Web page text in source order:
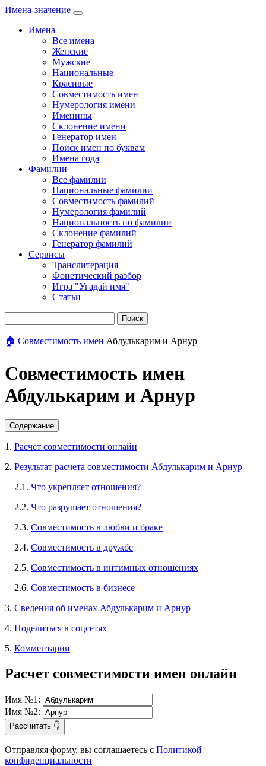
Имена-значение
Имена
Все имена
Женские
Мужские
Национальные
Красивые
Совместимость имен
Нумерология имени
Именины
Склонение имени
Генератор имен
Поиск имен по буквам
Имена года
Фамилии
Все фамилии
Национальные фамилии
Совместимость фамилий
Нумерология фамилий
Национальность по фамилии
Склонение фамилий
Генератор фамилий
Сервисы
Транслитерация
Фонетический разбор
Игра "Угадай имя"
Статьи
Поиск
🏠 Совместимость имен Абдулькарим и Арнур
Совместимость имен
Абдулькарим и Арнур
Содержание
1. Расчет совместимости онлайн
2. Результат расчета совместимости Абдулькарим и Арнур
2.1. Что укрепляет отношения?
2.2. Что разрушает отношения?
2.3. Совместимость в любви и браке
2.4. Совместимость в дружбе
2.5. Совместимость в интимных отношениях
2.6. Совместимость в бизнесе
3. Сведения об именах Абдулькарим и Арнур
4. Поделиться в соцсетях
5. Комментарии
Расчет совместимости имен онлайн
Имя №1:
Имя №2:
Рассчитать 👇
Отправляя форму, вы соглашаетесь с Политикой
конфиденциальности